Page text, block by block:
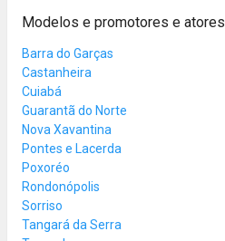
Modelos e promotores e
Barra do Garças
Castanheira
Cuiabá
Guarantã do Norte
Nova Xavantina
Pontes e Lacerda
Poxoréo
Rondonópolis
Sorriso
Tangará da Serra